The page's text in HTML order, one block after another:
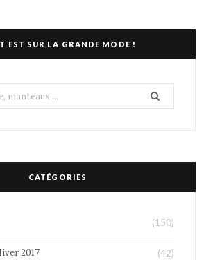
EST SUR LA GRANDE MODE !
CATÉGORIES
(150)
2017 (42)